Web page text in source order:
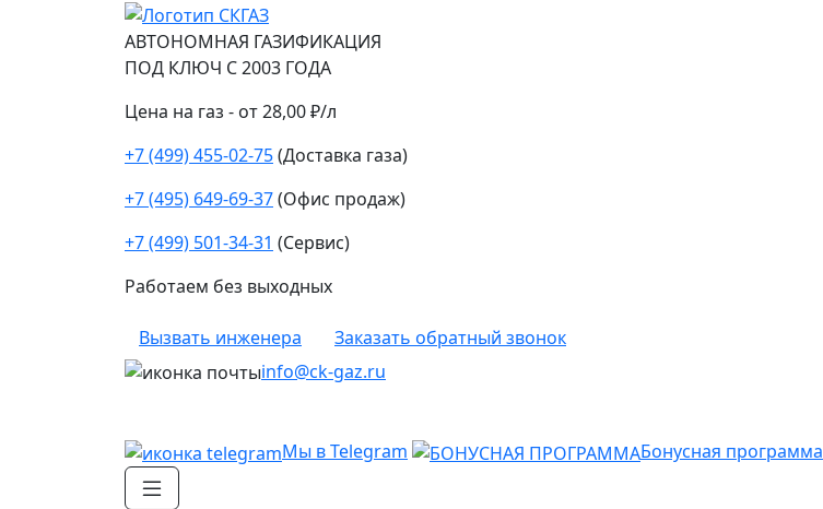
АВТОНОМНАЯ ГАЗИФИКАЦИЯ
ПОД КЛЮЧ С 2003 ГОДА
Цена на газ - от 28,00 ₽/л
+7 (499) 455-02-75(Доставка газа)
+7 (495) 649-69-37(Офис продаж)
+7 (499) 501-34-31 (Сервис)
Работаем без выходных
Вызвать инженера
Заказать обратный звонок
info@ck-gaz.ru
Мы в Telegram Бонусная программа